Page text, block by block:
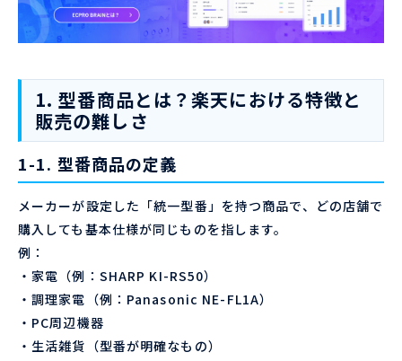
1. 型番商品とは？楽天における特徴と
販売の難しさ
1-1. 型番商品の定義
メーカーが設定した「統一型番」を持つ商品で、どの店舗で
購入しても基本仕様が同じものを指します。
例：
・家電（例：SHARP KI-RS50）
・調理家電（例：Panasonic NE-FL1A）
・PC周辺機器
・生活雑貨（型番が明確なもの）